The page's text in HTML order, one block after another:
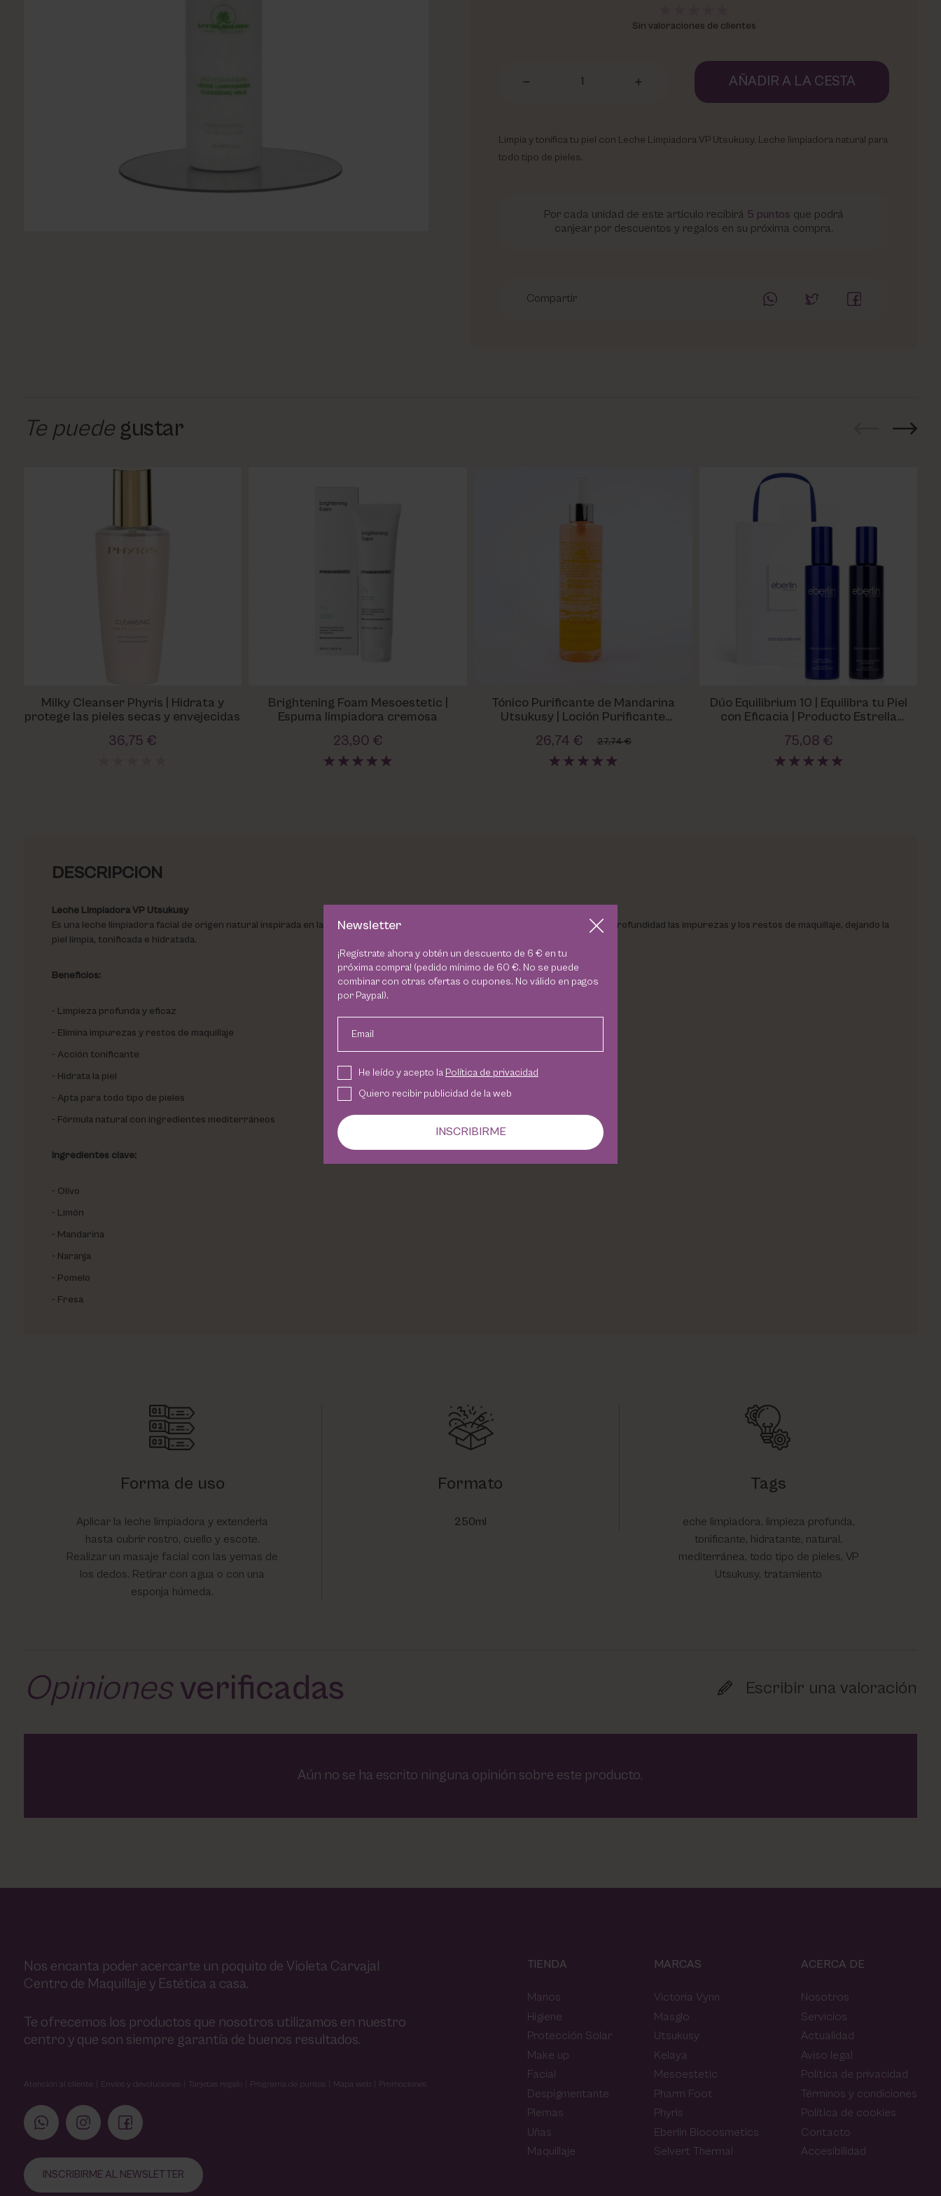
Sin valoraciones de clientes
1 AÑADIR A LA CESTA
Limpia y tonifica tu piel con Leche Limpiadora VP Utsukusy. Leche limpiadora natural para
todo tipo de pieles.
Por cada unidad de este articulo recibirá 5 puntos que podrá
canjear por descuentos y regalos en su próxima compra.
Compartir
Te puede gustar
Milky Cleanser Phyris | Hidrata y
protege las pieles secas y envejecidas
36,75 €
Brightening Foam Mesoestetic |
Espuma limpiadora cremosa
23,90 €
Tónico Purificante de Mandarina
Utsukusy | Loción Purificante
26,74 € 27,74 €
Dúo Equilibrium 10 | Equilibra tu Piel
con Eficacia | Producto Estrella
75,08 €
DESCRIPCION
Leche Limpiadora VP Utsukusy
Es una leche limpiadora facial de origen natural inspirada en la tradición mediterránea. Su fórmula suave pero eficaz elimina en profundidad las impurezas y los restos de maquillaje, dejando la
piel limpia, tonificada e hidratada.
Beneficios:
Limpieza profunda y eficaz
Elimina impurezas y restos de maquillaje
Acción tonificante
Hidrata la piel
Apta para todo tipo de pieles
Fórmula natural con ingredientes mediterráneos
Ingredientes clave:
Olivo
Limón
Mandarina
Naranja
Pomelo
Fresa
Forma de uso
Aplicar la leche limpiadora y extenderla
hasta cubrir rostro, cuello y escote.
Realizar un masaje facial con las yemas de
los dedos. Retirar con agua o con una
esponja húmeda.
Formato
250ml
Tags
eche limpiadora, limpieza profunda,
tonificante, hidratante, natural,
mediterránea, todo tipo de pieles, VP
Utsukusy, tratamiento
Opinionesverificadas Escribir una valoración
Aún no se ha escrito ninguna opinión sobre este producto.
Nos encanta poder acercarte un poquito de Violeta Carvajal
Centro de Maquillaje y Estética a casa.
Te ofrecemos los productos que nosotros utilizamos en nuestro
centro y que son siempre garantía de buenos resultados.
Atención al cliente Envíos y devoluciones Tarjetas regalo Programa de puntos Mapa web Promociones
INSCRIBIRME AL NEWSLETTER
TIENDA
Manos
Higiene
Protección Solar
Make up
Facial
Despigmentante
Piernas
Uñas
Maquillaje
MARCAS
Victoria Vynn
Masglo
Utsukusy
Kelaya
Mesoestetic
Pharm Foot
Phyris
Eberlin Biocosmetics
Selvert Thermal
ACERCA DE
Nosotros
Servicios
Actualidad
Aviso legal
Política de privacidad
Términos y condiciones
Política de cookies
Contacto
Accesibilidad
Newsletter
¡Regístrate ahora y obtén un descuento de 6 € en tu
próxima compra! (pedido mínimo de 60 €. No se puede
combinar con otras ofertas o cupones. No válido en pagos
por Paypal).
Email
He leído y acepto la Política de privacidad
Quiero recibir publicidad de la web
INSCRIBIRME